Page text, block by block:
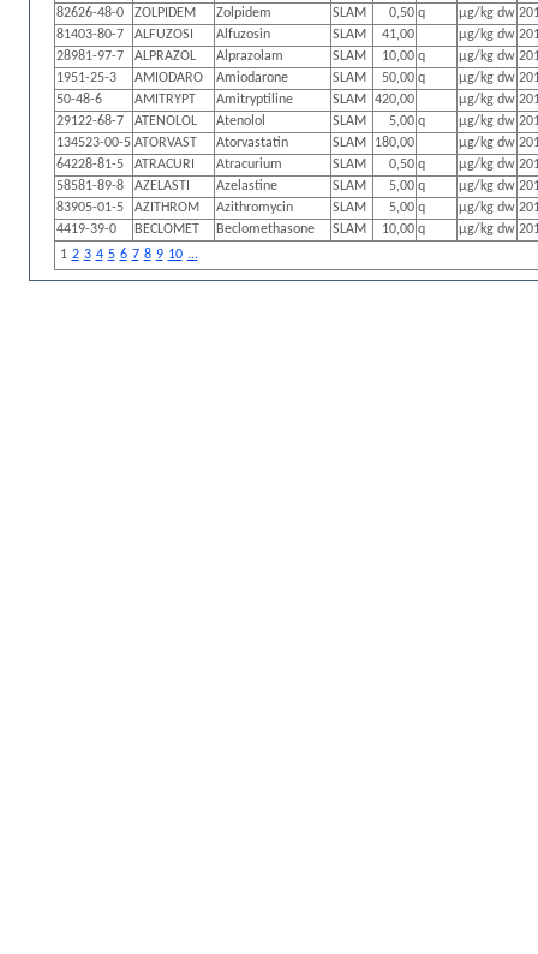
82626-48-0 ZOLPIDEM Zolpidem SLAM 0,50 q µg/kg dw
81403-80-7
ALFUZOSI Alfuzosin SLAM 41,00 µg/kg dw
28981-97-7
ALPRAZOL Alprazolam SLAM 10,00 q µg/kg dw
1951-25-3
AMIODARO Amiodarone SLAM 50,00 q µg/kg dw
50-48-6
AMITRYPT Amitryptiline SLAM 420,00 µg/kg dw
29122-68-7
ATENOLOL Atenolol SLAM 5,00 q µg/kg dw
134523-00-5 ATORVAST Atorvastatin SLAM 180,00 µg/kg dw
64228-81-5
ATRACURI Atracurium SLAM 0,50 q µg/kg dw
58581-89-8
AZELASTI Azelastine SLAM 5,00 q µg/kg dw
83905-01-5
AZITHROM Azithromycin SLAM 5,00 q µg/kg dw
4419-39-0
BECLOMET Beclomethasone SLAM 10,00 q µg/kg dw
1 2 3 4 5 6 7 8 9 10 ...